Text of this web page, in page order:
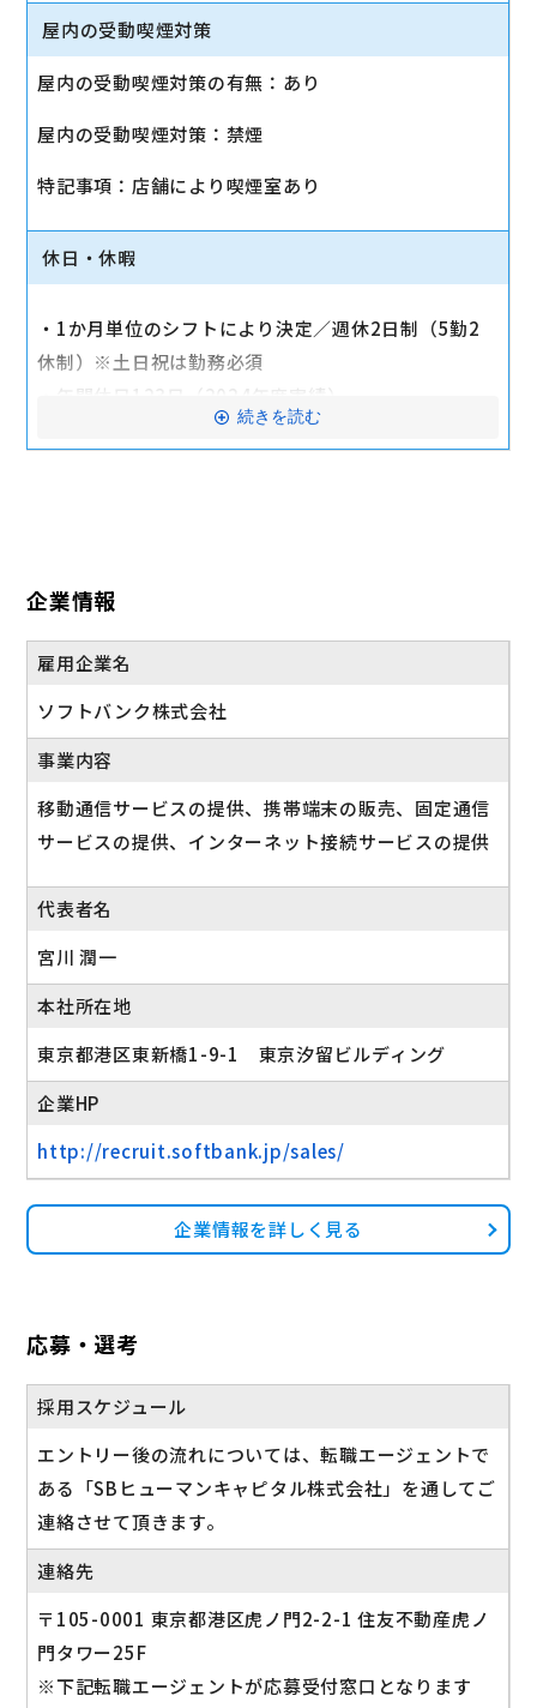
・通勤手当支給（規定あり）
災保険）
・入社時に研修有（職種・地域によって研修日程が異
なる）
・制服貸与
等）
交通費全額支給
屋内の受動喫煙対策
屋内の受動喫煙対策の有無：あり
屋内の受動喫煙対策：禁煙
特記事項：店舗により喫煙室あり
休日・休暇
・1か月単位のシフトにより決定／週休2日制（5勤2
休制）※土日祝は勤務必須
・年間休日123日（2024年度実績）
・有給休暇：6か月勤務後11日付与
続きを読む
企業情報
雇用企業名
ソフトバンク株式会社
事業内容
移動通信サービスの提供、携帯端末の販売、固定通信
サービスの提供、インターネット接続サービスの提供
代表者名
宮川 潤一
本社所在地
東京都港区東新橋1-9-1 東京汐留ビルディング
企業HP
http://recruit.softbank.jp/sales/
企業情報を詳しく見る
応募・選考
採用スケジュール
エントリー後の流れについては、転職エージェントで
ある「SBヒューマンキャピタル株式会社」を通してご
連絡させて頂きます。
連絡先
〒105-0001 東京都港区虎ノ門2-2-1 住友不動産虎ノ
門タワー25F
※下記転職エージェントが応募受付窓口となります